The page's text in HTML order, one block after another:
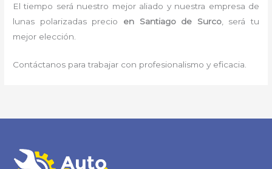
El tiempo será nuestro mejor aliado y nuestra empresa de
lunas polarizadas precio en Santiago de Surco, será tu
mejor elección.
Contáctanos para trabajar con profesionalismo y eficacia.